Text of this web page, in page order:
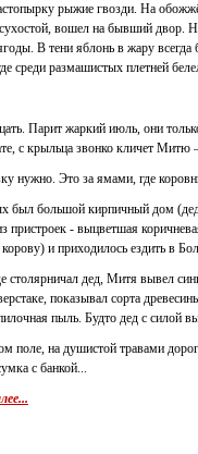
рыжие гвозди. На
вошел на бывший двор.
В тени яблонь в жару
среди размашистых плетней
Парит жаркий июль, они
с крыльца звонко кличет Митю
нужно. Это за ямами, где
был большой кирпичный дом
пристроек - выцветшая
и приходилось ездить в
столярничал дед, Митя вывел
показывал сорта
пыль. Будто дед с силой
поле, на душистой травами
с банкой...